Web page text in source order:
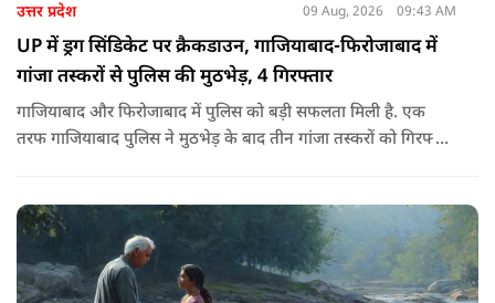
उत्तर प्रदेश 09 Aug, 2026 09:43 AM
UP में ड्रग सिंडिकेट पर क्रैकडाउन, गाजियाबाद-फिरोजाबाद में
गांजा तस्करों से पुलिस की मुठभेड़, 4 गिरफ्तार
गाजियाबाद और फिरोजाबाद में पुलिस को बड़ी सफलता मिली है. एक
तरफ गाजियाबाद पुलिस ने मुठभेड़ के बाद तीन गांजा तस्करों को गिरफ्तार
पर की जा रही है.